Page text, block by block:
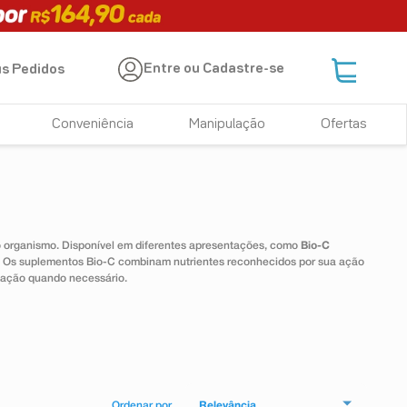
Pedidos Entre ou Cadastre-se
Conveniência Manipulação Ofertas
Disponível em diferentes apresentações, como Bio-C
suplementos Bio-C combinam nutrientes reconhecidos por sua ação
quando necessário.